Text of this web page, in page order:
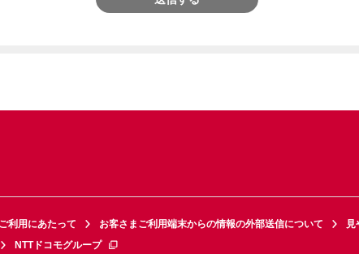
利用にあたって お客さまご利用端末からの情報の外部送信について
見
NTTドコモグループ